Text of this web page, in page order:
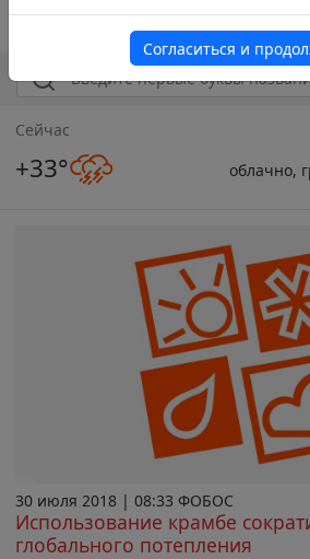
Сейчас
+33° облачно,
30 июля 2018 | 08:33 ФОБОС
Использование крамбе
глобального потепления
Согласиться и